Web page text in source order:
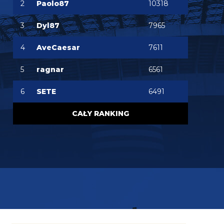
Ważniejsze mamy pozycje do obstawienia
FENDI_SOSA
Jones to juz dawno ma w dupie azalio tego całego
od stycznia go ściąga i nie może
chonciak 06.08.2026 21:55
chonciak 06.08.2026 21:54
2 Paolo87 10318
3 Dyl87 7965
4 AveCaesar 7611
5 ragnar 6561
6 SETE 6491
CAŁY RANKING